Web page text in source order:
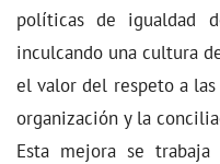
políticas de igualdad
inculcando una cultura
el valor del respeto a
organización y la
Esta mejora se